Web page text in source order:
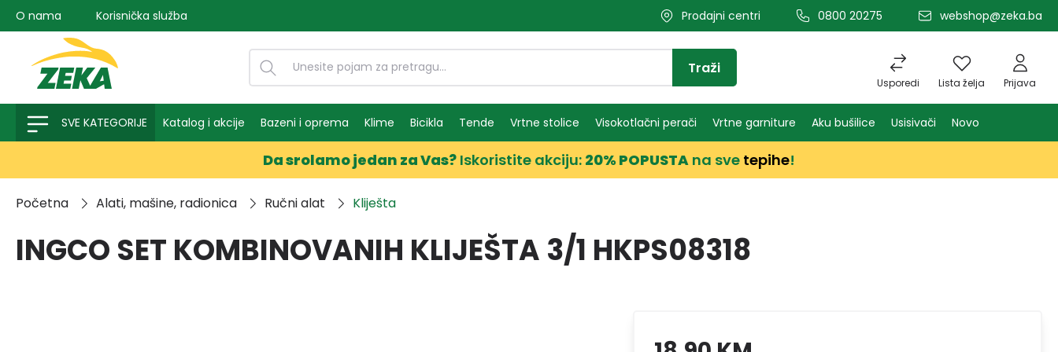
pretragu Preskoči na glavnu navigaciju
O nama Korisnička služba Prodajni centri 0800 20275 webshop@zeka.ba
Usporedi Lista želja Prijava
Traži
SVE KATEGORIJE Katalog i akcije Bazeni i oprema Klime Bicikla Tende Vrtne stolice Visokotlačni perači Vrtne garniture Aku bušilice Usisivači Novo
Da srolamo jedan za Vas? Iskoristite akciju: 20% POPUSTA na sve tepihe!
Početna Alati, mašine, radionica Ručni alat Kliješta
INGCO SET KOMBINOVANIH KLIJEŠTA 3/1 HKPS08318